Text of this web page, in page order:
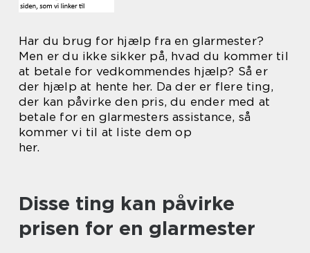
Har du brug for hjælp fra en glarmester?
Men er du ikke sikker på, hvad du kommer til
at betale for vedkommendes hjælp? Så er
der hjælp at hente her. Da der er flere ting,
der kan påvirke den pris, du ender med at
betale for en glarmesters assistance, så
kommer vi til at liste dem op
her.
Disse ting kan påvirke
prisen for en glarmester